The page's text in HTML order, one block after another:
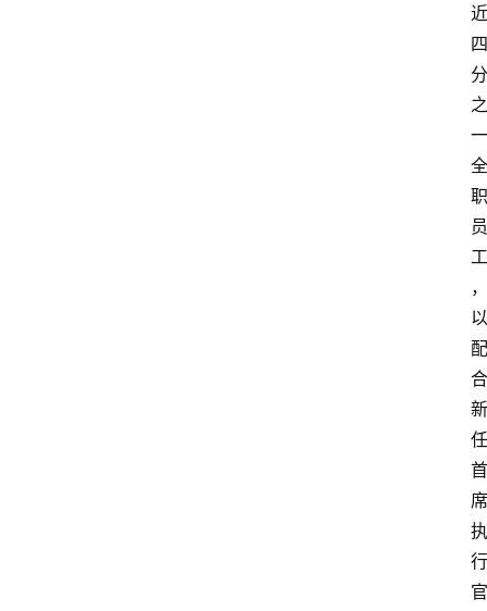
近
四
分
之
一
全
职
员
工
，
以
配
合
新
任
首
席
执
行
官